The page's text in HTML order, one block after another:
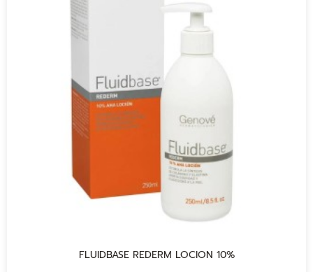
FLUIDBASE REDERM LOCION 10%